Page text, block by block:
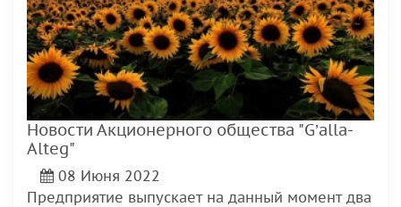
Новости Акционерного общества "G’alla-
Alteg"
08 Июня 2022
Предприятие выпускает на данный момент два